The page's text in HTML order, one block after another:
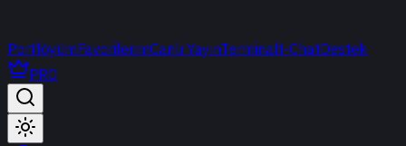
PortföyümFavorilerimCanlı YayınTerminalt-ChatDestek
PRO